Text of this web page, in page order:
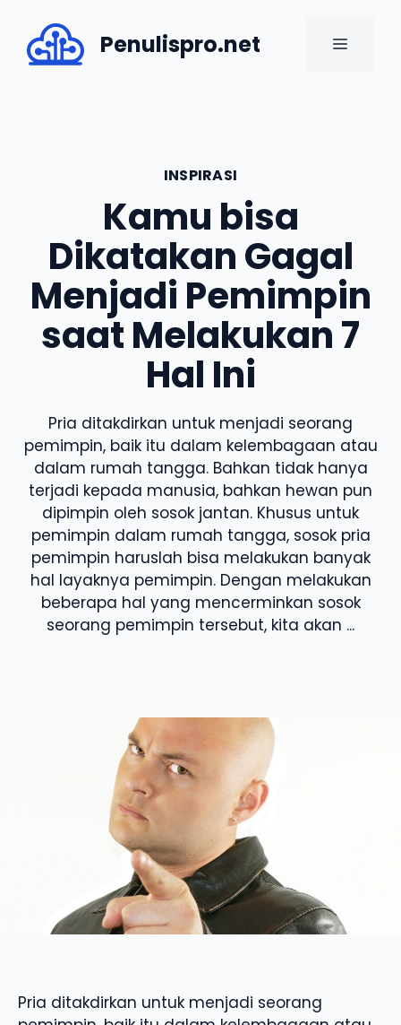
content
Penulispro.net MENU
INSPIRASI
Kamu bisa
Dikatakan Gagal
Menjadi Pemimpin
saat Melakukan 7
Hal Ini
Pria ditakdirkan untuk menjadi seorang
pemimpin, baik itu dalam kelembagaan atau
dalam rumah tangga. Bahkan tidak hanya
terjadi kepada manusia, bahkan hewan pun
dipimpin oleh sosok jantan. Khusus untuk
pemimpin dalam rumah tangga, sosok pria
pemimpin haruslah bisa melakukan banyak
hal layaknya pemimpin. Dengan melakukan
beberapa hal yang mencerminkan sosok
seorang pemimpin tersebut, kita akan ...
Pria ditakdirkan untuk menjadi seorang